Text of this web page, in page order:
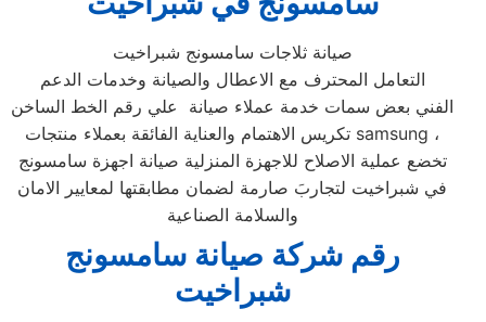
صيانة ثلاجات سامسونج شبراخيت
التعامل المحترف مع الاعطال والصيانة وخدمات الدعم
الفني بعض سمات خدمة عملاء صيانة علي رقم الخط الساخن
تكريس الاهتمام والعناية الفائقة بعملاء منتجات samsung ،
تخضع عملية الاصلاح للاجهزة المنزلية صيانة اجهزة سامسونج
في شبراخيت لتجاربَ صارمة لضمان مطابقتها لمعايير الامان
والسلامة الصناعية
رقم شركة صيانة سامسونج
شبراخيت